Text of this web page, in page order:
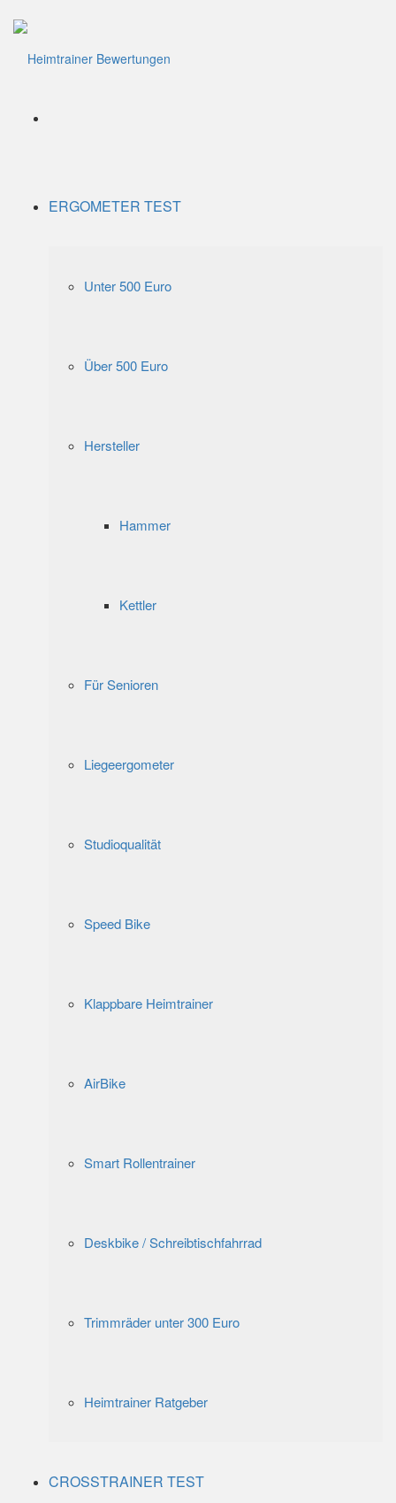
ERGOMETER TEST
Unter 500 Euro
Über 500 Euro
Hersteller
Hammer
Kettler
Für Senioren
Liegeergometer
Studioqualität
Speed Bike
Klappbare Heimtrainer
AirBike
Smart Rollentrainer
Deskbike / Schreibtischfahrrad
Trimmräder unter 300 Euro
Heimtrainer Ratgeber
CROSSTRAINER TEST